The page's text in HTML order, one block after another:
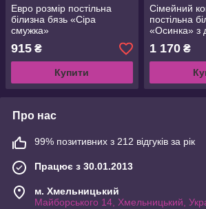
Евро розмір постільна
білизна бязь «Сіра
смужка»
915 ₴
Купити
Сімейний
постільна
«Осинка» з
підковдрами
1 170₴
Про нас
99% позитивних з 212 відгуків за рік
Працює з 30.01.2013
м. Хмельницький
Майборського 14, Хмельницький,